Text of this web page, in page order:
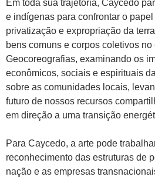
Em toda sua trajetória, Caycedo
e indígenas para confrontar o
privatização e expropriação da
bens comuns e corpos coletivos
Geocoreografias, examinando os
econômicos, sociais e espirituais
sobre as comunidades locais,
futuro de nossos recursos
em direção a uma transição
Para Caycedo, a arte pode
reconhecimento das estruturas de
nação e as empresas